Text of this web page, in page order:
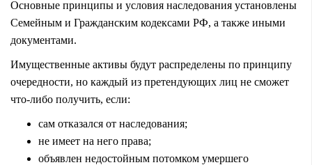
Основные принципы и условия наследования установлены
Семейным и Гражданским кодексами РФ, а также иными
документами.
Имущественные активы будут распределены по принципу
очередности, но каждый из претендующих лиц не сможет
что-либо получить, если:
сам отказался от наследования;
не имеет на него права;
объявлен недостойным потомком умершего